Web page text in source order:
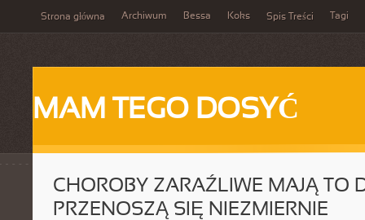
Strona główna Archiwum Bessa Koks Spis Treści Tagi
MAM TEGO DOSYĆ
CHOROBY ZARAŹLIWE MAJĄ TO
PRZENOSZĄ SIĘ NIEZMIERNIE